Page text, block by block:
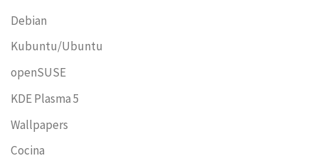
Debian
Kubuntu/Ubuntu
openSUSE
KDE Plasma 5
Wallpapers
Cocina